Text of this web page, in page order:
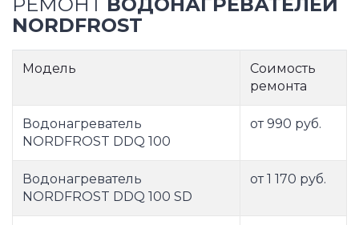
NORDFROST
Модель
Соимость
ремонта
Водонагреватель
NORDFROST DDQ 100
от 990 руб.
Водонагреватель
NORDFROST DDQ 100 SD
от 1 170 руб.